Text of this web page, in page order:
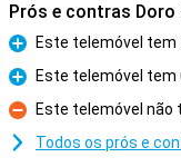
Prós e contras Doro
Prós
Este telemóvel tem
Prós
Este telemóvel
Contras
Este telemóvel não
Todos os prós e